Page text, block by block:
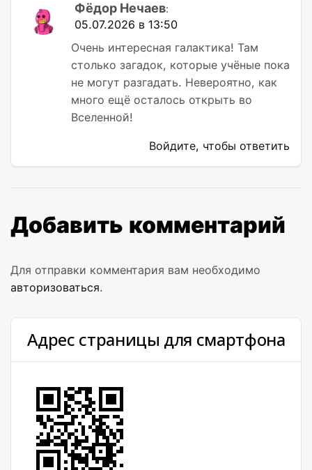
Фёдор Нечаев:
05.07.2026 в 13:50
Очень интересная галактика! Там
столько загадок, которые учёные пока
не могут разгадать. Невероятно, как
много ещё осталось открыть во
Вселенной!
Войдите, чтобы ответить
Добавить комментарий
Для отправки комментария вам необходимо
авторизоваться.
Адрес страницы для смартфона